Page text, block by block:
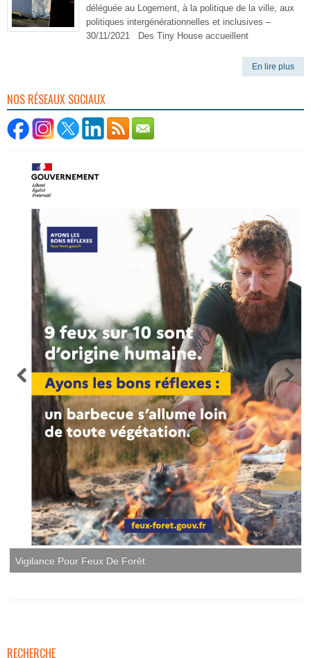
déléguée au Logement, à la politique de la ville, aux
politiques intergénérationnelles et inclusives –
30/11/2021 Des Tiny House accueillent
En lire plus
NOS RÉSEAUX SOCIAUX
Vigilance Pour Feux De Forêt
RECHERCHE